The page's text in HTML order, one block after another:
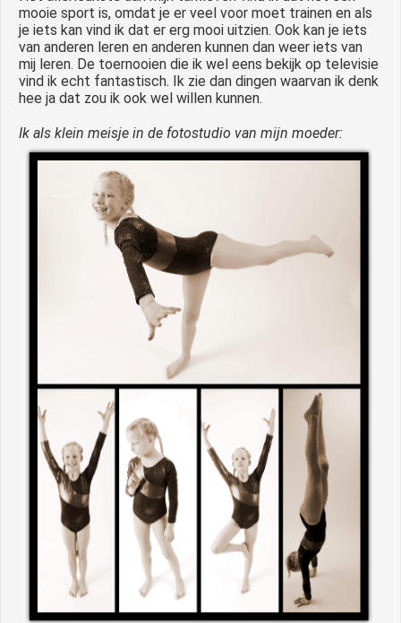
mooie sport is, omdat je er veel voor moet trainen en als
je iets kan vind ik dat er erg mooi uitzien. Ook kan je iets
van anderen leren en anderen kunnen dan weer iets van
mij leren. De toernooien die ik wel eens bekijk op televisie
vind ik echt fantastisch. Ik zie dan dingen waarvan ik denk
hee ja dat zou ik ook wel willen kunnen.
Ik als klein meisje in de fotostudio van mijn moeder: